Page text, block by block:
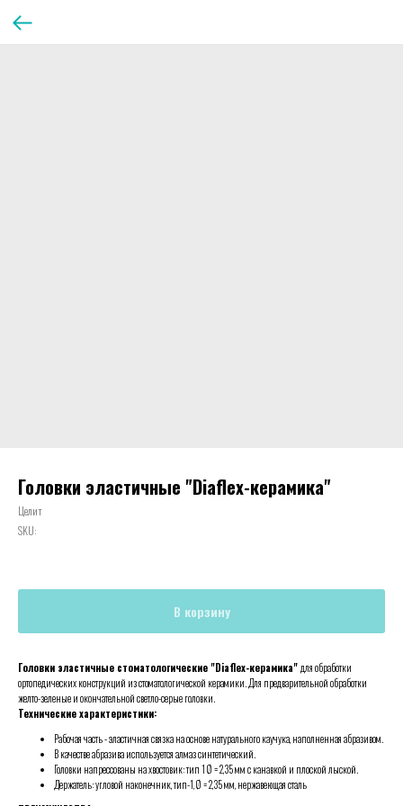
Головки эластичные "Diaflex-керамика"
Целит
SKU:
В корзину
Головки эластичные стоматологические "Diaflex-керамика"для обработки
ортопедических конструкций из стоматологической керамики. Для предварительной обработки
желто-зеленые и окончательной светло-серые головки.
Технические характеристики:
Рабочая часть - эластичная связка на основе натурального каучука, наполненная абразивом.
В качестве абразива используется алмаз синтетический.
Головки напрессованы на хвостовик: тип 1 Ø = 2,35 мм с канавкой и плоской лыской.
Держатель: угловой наконечник, тип-1, Ø = 2,35 мм, нержавеющая сталь